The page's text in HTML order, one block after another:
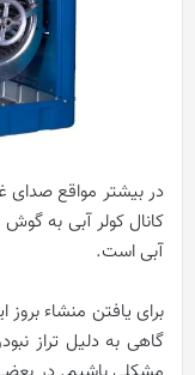
در بیشتر مواقع صدای
کانال کولر آبی به
آبی است.
برای یافتن منشاء
گاهی به دلیل تراز